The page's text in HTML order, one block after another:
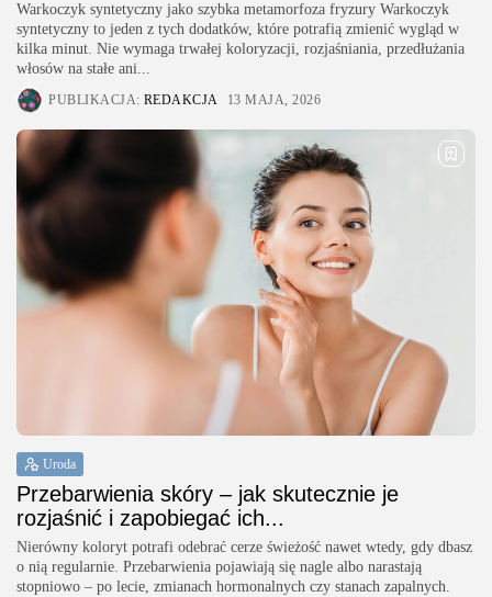
Warkoczyk syntetyczny jako szybka metamorfoza fryzury Warkoczyk
syntetyczny to jeden z tych dodatków, które potrafią zmienić wygląd w
kilka minut. Nie wymaga trwałej koloryzacji, rozjaśniania, przedłużania
włosów na stałe ani...
PUBLIKACJA: REDAKCJA 13 MAJA, 2026
Uroda
Przebarwienia skóry – jak skutecznie je
rozjaśnić i zapobiegać ich...
Nierówny koloryt potrafi odebrać cerze świeżość nawet wtedy, gdy dbasz
o nią regularnie. Przebarwienia pojawiają się nagle albo narastają
stopniowo – po lecie, zmianach hormonalnych czy stanach zapalnych.